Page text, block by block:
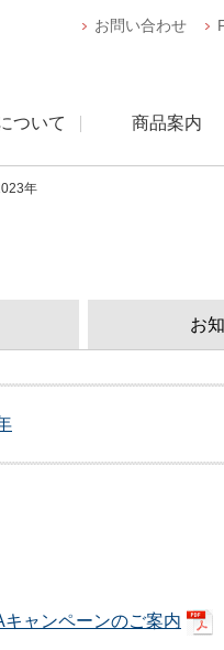
お問い合わせ
ーム
ついて 商品案内
年
お
キャンペーンのご案内